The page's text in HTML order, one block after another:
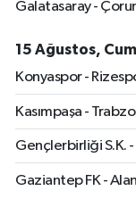
Galatasaray -
15 Ağustos,
Konyaspor -
Kasımpaşa -
Gençlerbirliği S.K.
Gaziantep FK -